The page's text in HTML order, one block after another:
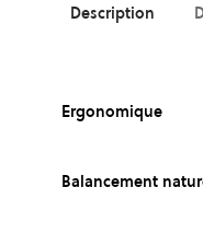
Description
Ergonomique
Balancement